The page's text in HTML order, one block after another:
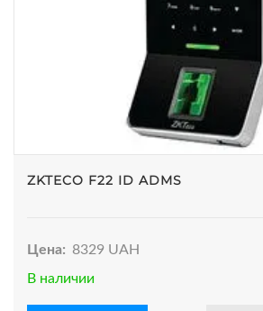
ZKTECO F22 ID ADMS
Цена: 8329 UAH
В наличии